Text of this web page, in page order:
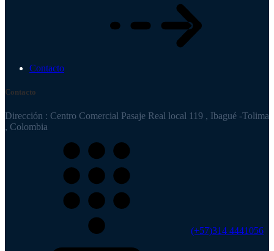
Contacto
Contacto
Dirección : Centro Comercial Pasaje Real local 119 , Ibagué -Tolima
, Colombia
(+57)314 4441056